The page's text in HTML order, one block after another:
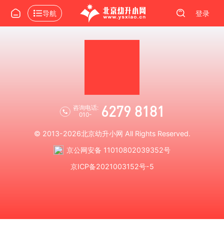
导航 登录
咨询电话:
010-
6279 8181
© 2013-2026北京幼升小网 All Rights Reserved.
京公网安备 11010802039352号
京ICP备2021003152号-5